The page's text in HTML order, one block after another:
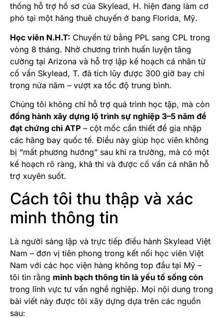
thống hỗ trợ hồ sơ của Skylead, H. hiện đang làm cơ
phó tại một hãng thuê chuyến ở bang Florida, Mỹ.
Học viên N.H.T: Chuyển từ bằng PPL sang CPL trong
vòng 8 tháng. Nhờ chương trình huấn luyện tăng
cường tại Arizona và hỗ trợ lập kế hoạch cá nhân từ
cố vấn Skylead, T. đã tích lũy được 300 giờ bay chỉ
trong nửa năm – vượt xa tốc độ trung bình.
Chúng tôi không chỉ hỗ trợ quá trình học tập, mà còn
đồng hành xây dựng lộ trình sự nghiệp 3–5 năm để
đạt chứng chỉ ATP – cột mốc cần thiết để gia nhập
các hãng bay quốc tế. Điều này giúp học viên không
bị “mất phương hướng” sau khi ra trường, mà có một
kế hoạch rõ ràng, khả thi và được cố vấn cá nhân hỗ
trợ xuyên suốt.
Cách tôi thu thập và xác
minh thông tin
Là người sáng lập và trực tiếp điều hành Skylead Việt
Nam – đơn vị tiên phong trong kết nối học viên Việt
Nam với các học viện hàng không top đầu tại Mỹ –
tôi tin rằng minh bạch thông tin là yếu tố sống còn
trong lĩnh vực tư vấn nghề nghiệp. Mọi nội dung trong
bài viết này được tôi xây dựng dựa trên các nguồn
sau: